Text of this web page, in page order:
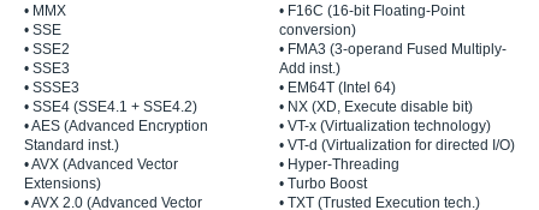
• MMX
• SSE
• SSE2
• SSE3
• SSSE3
• SSE4 (SSE4.1 + SSE4.2)
• AES (Advanced Encryption
Standard inst.)
• AVX (Advanced Vector
Extensions)
• AVX 2.0 (Advanced Vector
• F16C (16-bit Floating-Point
conversion)
• FMA3 (3-operand Fused Multiply-
Add inst.)
• EM64T (Intel 64)
• NX (XD, Execute disable bit)
• VT-x (Virtualization technology)
• VT-d (Virtualization for directed I/O)
• Hyper-Threading
• Turbo Boost
• TXT (Trusted Execution tech.)